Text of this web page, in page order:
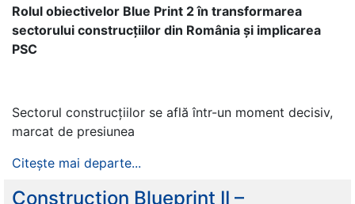
Rolul obiectivelor Blue Print 2 în transformarea
sectorului construcțiilor din România și implicarea
PSC
Sectorul construcțiilor se află într-un moment decisiv,
marcat de presiunea
Citește mai departe...
Construction Blueprint II –